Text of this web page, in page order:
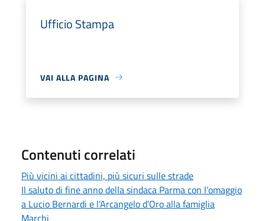
Ufficio Stampa
VAI ALLA PAGINA
Contenuti correlati
Più vicini ai cittadini, più sicuri sulle strade
Il saluto di fine anno della sindaca Parma con l’omaggio
a Lucio Bernardi e l’Arcangelo d’Oro alla famiglia
Marchi